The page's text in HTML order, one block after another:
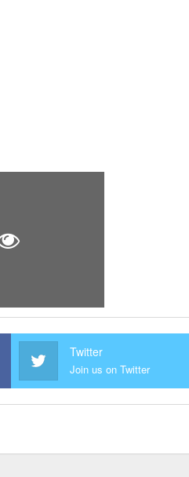
Twitter
Join us on Twitter